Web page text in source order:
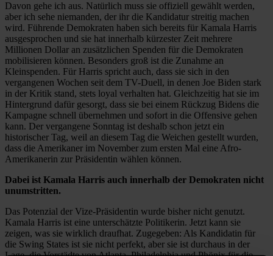
Davon gehe ich aus. Natürlich muss sie offiziell gewählt werden,
aber ich sehe niemanden, der ihr die Kandidatur streitig machen
wird. Führende Demokraten haben sich bereits für Kamala Harris
ausgesprochen und sie hat innerhalb kürzester Zeit mehrere
Millionen Dollar an zusätzlichen Spenden für die Demokraten
mobilisieren können. Besonders groß ist die Zunahme an
Kleinspenden. Für Harris spricht auch, dass sie sich in den
vergangenen Wochen seit dem TV-Duell, in denen Joe Biden stark
in der Kritik stand, stets loyal verhalten hat. Gleichzeitig hat sie im
Hintergrund dafür gesorgt, dass sie bei einem Rückzug Bidens die
Kampagne schnell übernehmen und sofort in die Offensive gehen
kann. Der vergangene Sonntag ist deshalb schon jetzt ein
historischer Tag, weil an diesem Tag die Weichen gestellt wurden,
dass die Amerikaner im November zum ersten Mal eine Afro-
Amerikanerin zur Präsidentin wählen können.
Dabei ist Kamala Harris auch innerhalb der Demokraten nicht
unumstritten.
Das Potenzial der Vize-Präsidentin wurde bisher nicht genutzt.
Kamala Harris ist eine unterschätzte Politikerin. Jetzt kann sie
zeigen, was sie wirklich draufhat. Zugegeben: Als Kandidatin für
die Swing States ist sie nicht perfekt, aber sie ist durchaus in der